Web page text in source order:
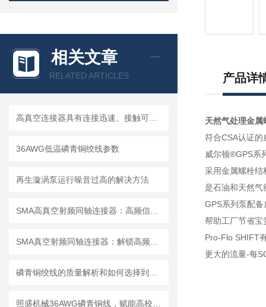
相关文章
RELATED ARTICLES
36AWG低温磷青铜绞线参数
再生漩涡泵运行噪音过高的解决方法
产品详
天然气处理金
符合CSA认证
威尔顿®GPS系
采用金属螺栓结
是石油和天然气
GPS系列泵配
帮助工厂节省宝
Pro-Flo SHIFT
更大的流量-每